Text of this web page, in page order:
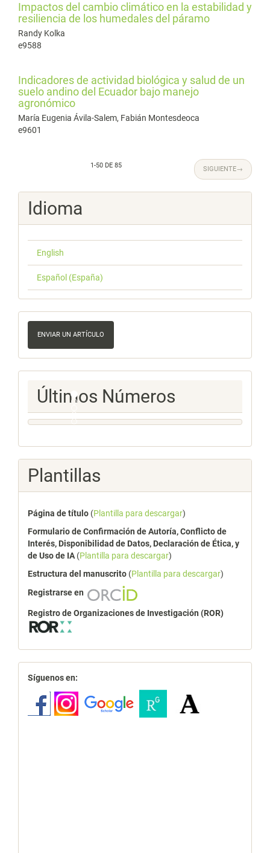
Impactos del cambio climático en la estabilidad y
resiliencia de los humedales del páramo
Randy Kolka
e9588
Indicadores de actividad biológica y salud de un
suelo andino del Ecuador bajo manejo
agronómico
María Eugenia Ávila-Salem, Fabián Montesdeoca
e9601
1-50 DE 85 SIGUIENTE→
Idioma
English
Español (España)
Enviar
un
artículo
ENVIAR UN ARTÍCULO
Ultimos
Numeros
Últimos Números
Plantillas
Página de título (Plantilla para descargar)
Formulario de Confirmación de Autoría, Conflicto de
Interés, Disponibilidad de Datos, Declaración de Ética, y
de Uso de IA (Plantilla para descargar)
Estructura del manuscrito (Plantilla para descargar)
Registrarse en
Registro de Organizaciones de Investigación (ROR)
redes
Síguenos en: